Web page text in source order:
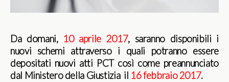
Da domani, 10 aprile 2017, saranno disponibili i
nuovi schemi attraverso i quali potranno essere
depositati nuovi atti PCT così come preannunciato
dal Ministero della Giustizia il 16 febbraio 2017.